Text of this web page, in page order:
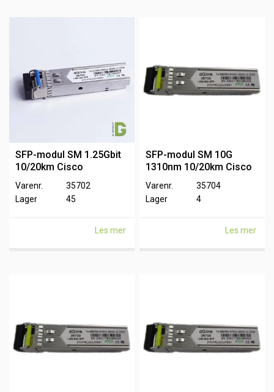
SFP-modul SM 1.25Gbit
10/20km Cisco
Varenr.
35702
Lager
45
Les mer
SFP-modul SM 10G
1310nm 10/20km Cisco
Varenr.
35704
Lager
4
Les mer